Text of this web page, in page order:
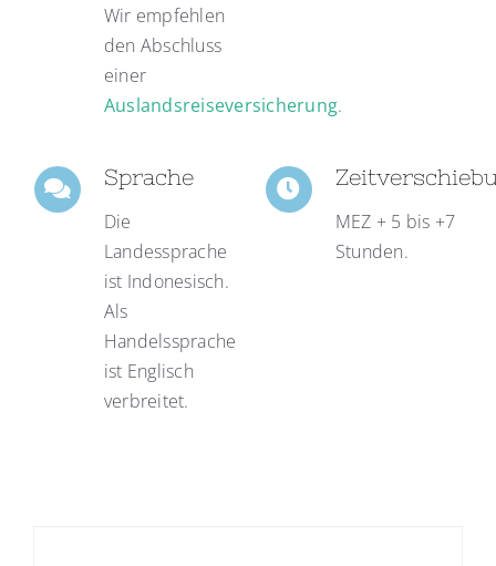
Wir empfehlen
den Abschluss
einer
Auslandsreiseversicherung.
Sprache
Die
Landessprache
ist Indonesisch.
Als
Handelssprache
ist Englisch
verbreitet.
MEZ + 5 bis +7
Stunden.